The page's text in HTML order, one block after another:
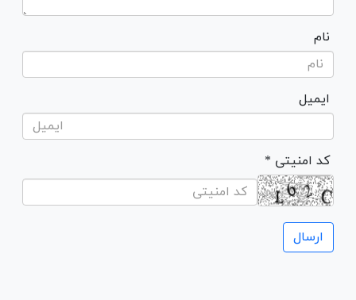
نام
ایمیل
* کد امنیتی